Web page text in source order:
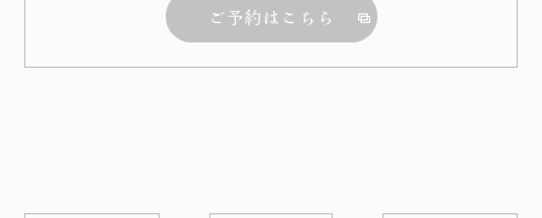
ご予約はこちら